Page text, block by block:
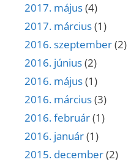
2017. május(4)
2017. március(1)
2016. szeptember(2)
2016. június(2)
2016. május(1)
2016. március(3)
2016. február(1)
2016. január(1)
2015. december(2)